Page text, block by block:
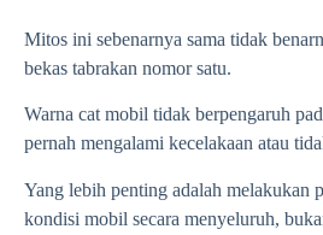
Mitos ini sebenarnya sama tidak
bekas tabrakan nomor satu.
Warna cat mobil tidak berpengaruh
pernah mengalami kecelakaan atau
Yang lebih penting adalah melakukan
kondisi mobil secara menyeluruh,